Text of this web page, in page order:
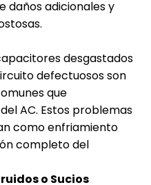
daños adicionales y
desgastados
defectuosos son
que
AC. Estos problemas
como enfriamiento
completo del
o Sucios